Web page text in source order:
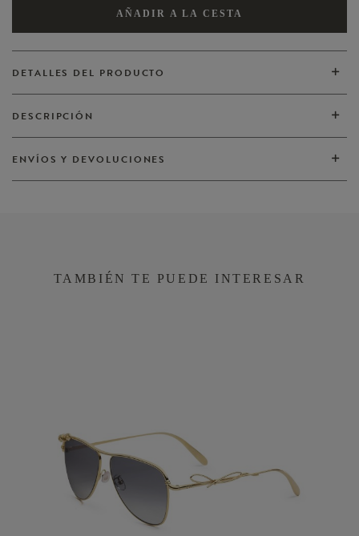
VER TODOS
AÑADIR A LA CESTA
DETALLES DEL PRODUCTO
DESCRIPCIÓN
ENVÍOS Y DEVOLUCIONES
TAMBIÉN TE PUEDE INTERESAR